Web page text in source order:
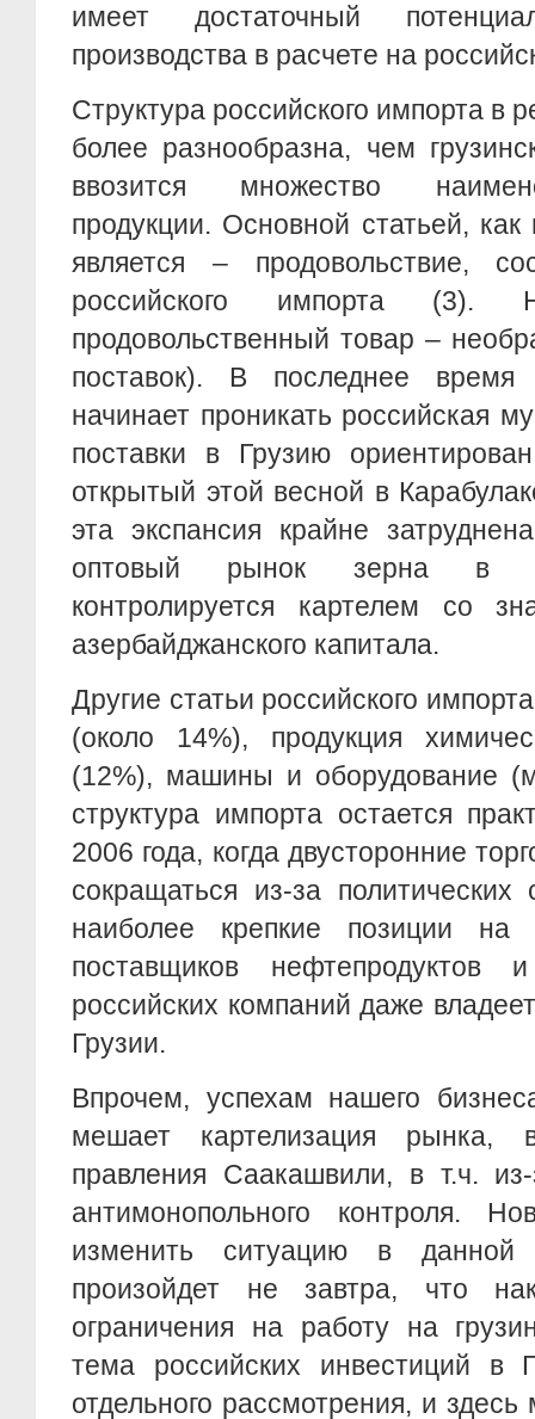
имеет достаточный
производства в расчете на
Структура российского импорта в
более разнообразна, чем
ввозится множество
продукции. Основной статьей,
является – продовольствие,
российского импорта (3).
продовольственный товар –
поставок). В последнее время
начинает проникать российская
поставки в Грузию
открытый этой весной в
эта экспансия крайне
оптовый рынок зерна в
контролируется картелем со
азербайджанского капитала.
Другие статьи российского
(около 14%), продукция
(12%), машины и оборудование
структура импорта остается
2006 года, когда двусторонние
сокращаться из-за
наиболее крепкие позиции на
поставщиков
российских компаний даже
Грузии.
Впрочем, успехам нашего
мешает картелизация рынка,
правления Саакашвили, в т.ч.
антимонопольного контроля.
изменить ситуацию в
произойдет не завтра, что
ограничения на работу на
тема российских инвестиций в
отдельного рассмотрения, и